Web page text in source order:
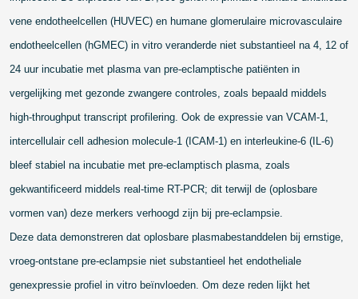
vene endotheelcellen (HUVEC) en humane glomerulaire microvasculaire
endotheelcellen (hGMEC) in vitro veranderde niet substantieel na 4, 12 of
24 uur incubatie met plasma van pre-eclamptische patiënten in
vergelijking met gezonde zwangere controles, zoals bepaald middels
high-throughput transcript profilering. Ook de expressie van VCAM-1,
intercellulair cell adhesion molecule-1 (ICAM-1) en interleukine-6 (IL-6)
bleef stabiel na incubatie met pre-eclamptisch plasma, zoals
gekwantificeerd middels real-time RT-PCR; dit terwijl de (oplosbare
vormen van) deze merkers verhoogd zijn bij pre-eclampsie.
Deze data demonstreren dat oplosbare plasmabestanddelen bij ernstige,
vroeg-ontstane pre-eclampsie niet substantieel het endotheliale
genexpressie profiel in vitro beïnvloeden. Om deze reden lijkt het